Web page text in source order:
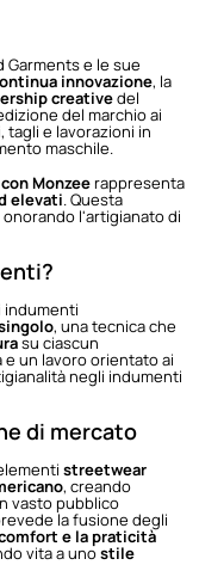
Garments e le sue
innovazione, la
creativedel
del marchio ai
tagli e lavorazioni in
maschile.
Monzeerappresenta
elevati. Questa
onorando l'artigianato di
, una tecnica che
su ciascun
un lavoro orientato ai
negli indumenti
di mercato
streetwear
, creando
vasto pubblico
la fusione degli
e la praticità
vita a unostile